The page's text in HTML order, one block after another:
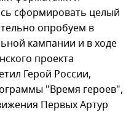
сформировать целый
опробуем в
кампании и в ходе
проекта
Герой России,
"Время героев",
Первых Артур